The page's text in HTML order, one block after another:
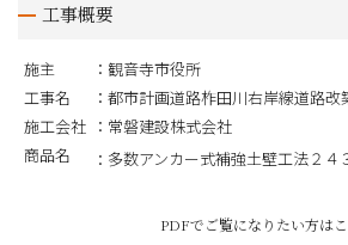
工事概要
施主
観音寺市役所
工事名
都市計画道路柞田川右岸線道路改
施工会社
常磐建設株式会社
商品名
多数アンカー式補強土壁工法２４
PDFでご覧になりたい方は